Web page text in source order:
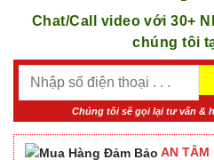
Chat/Call video với 30+
chúng tôi
Chúng tôi sẽ gọi lại tư vấn &
AN TÂM